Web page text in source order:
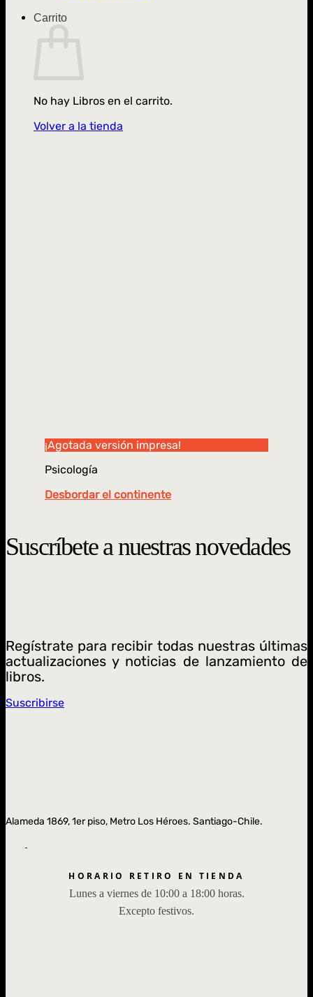
Carrito
No hay Libros en el carrito.
Volver a la tienda
¡Agotada versión impresa!
Psicología
Desbordar el continente
Suscríbete a nuestras novedades
Regístrate para recibir todas nuestras últimas
actualizaciones y noticias de lanzamiento de
libros.
Suscribirse
Alameda 1869, 1er piso, Metro Los Héroes. Santiago-Chile.
HORARIO RETIRO EN TIENDA
Lunes a viernes de 10:00 a 18:00 horas.
Excepto festivos.